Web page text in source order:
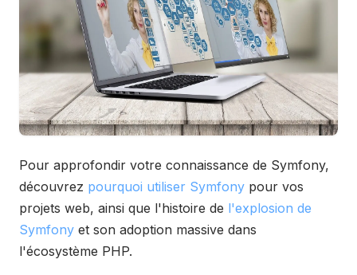
Pour approfondir votre connaissance de Symfony,
découvrez pourquoi utiliser Symfony pour vos
projets web, ainsi que l'histoire de l'explosion de
Symfony et son adoption massive dans
l'écosystème PHP.